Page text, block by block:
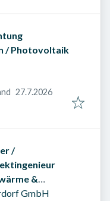
/ Photovoltaik
Veröffentlicht am
27.7.2026
/
&
Leitung
GmbH